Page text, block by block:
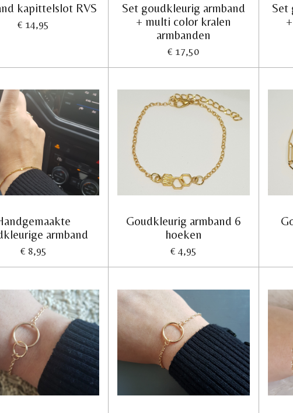
kapittelslot RVS
€ 14,95
Set goudkleurig armband
+ multi color kralen
armbanden
€ 17,50
Set
armband
€ 8,95
Goudkleurig armband 6
hoeken
€ 4,95